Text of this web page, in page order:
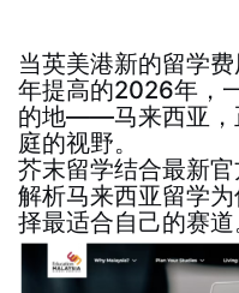
当英美港新的留学
年提高的2026年，
的地——马来西亚，
庭的视野。
芥末留学结合最新
解析马来西亚留学
择最适合自己的赛道